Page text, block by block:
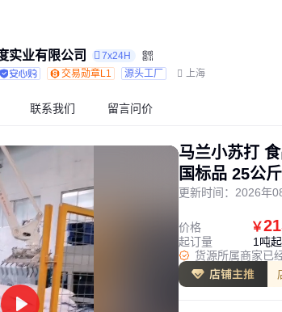
实业有限公司
7x24H
交易勋章L1 源头工厂 上海
联系我们 留言问价
马兰小苏打
国标品 25公
更新时间： 2026年
价格 ￥
起订量
1吨
货源所属商家已